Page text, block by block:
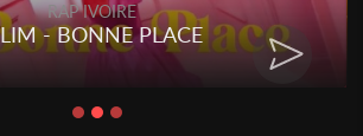
RAP IVOIRE
- BONNE PLACE